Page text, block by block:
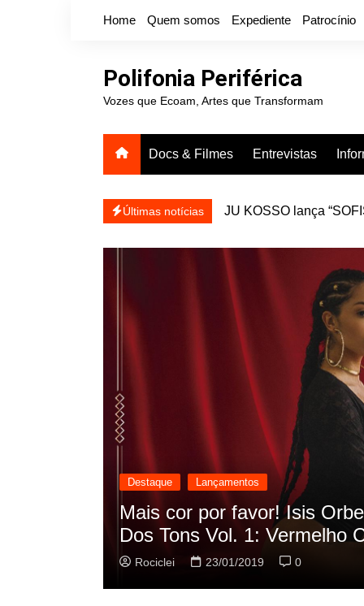
Home Quem somos Expediente Patrocínio
Polifonia Periférica
Vozes que Ecoam, Artes que Transformam
Docs & Filmes Entrevistas
Últimas notícias
JU KOSSO lança
Projota relança a
Destaque Lançamentos
Rashid vai buscar nos HQs
sua nova música
Rociclei 22/01/2019 0